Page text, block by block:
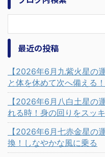
最近の投稿
【2026年6月九紫火星の
と体を休めて次へ備える！
【2026年6月八白土星の
れる時！身の回りをスッ
【2026年6月七赤金星の
換！しなやかな風に乗る